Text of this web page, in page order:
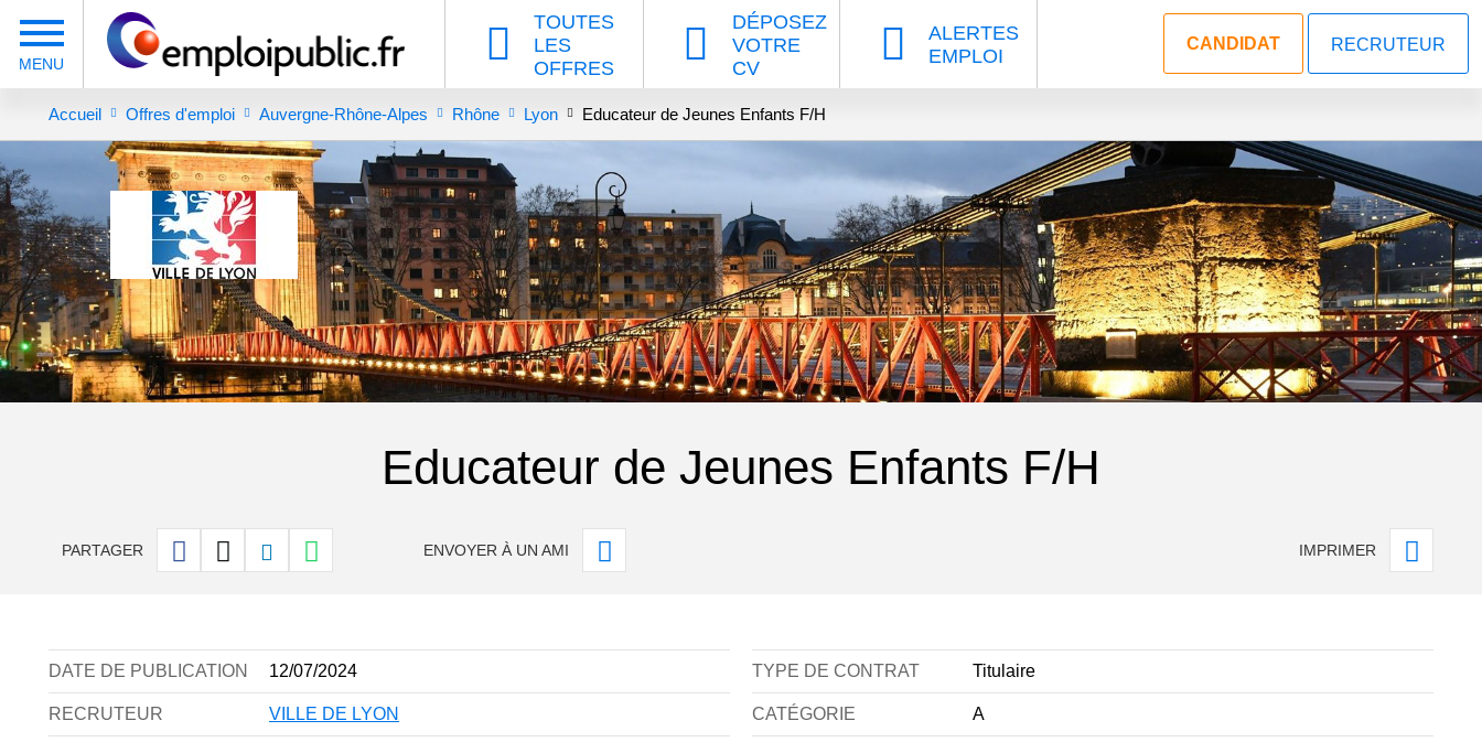
TOUTES
LES
OFFRES
DÉPOSEZ
VOTRE
CV
ALERTES
EMPLOI
CANDIDAT RECRUTEUR
Accueil Offres d'emploi Auvergne-Rhône-Alpes Rhône Lyon Educateur de Jeunes Enfants F/H
Educateur de Jeunes Enfants F/H
PARTAGER ENVOYER À UN AMI IMPRIMER
DATE DE PUBLICATION 12/07/2024 TYPE DE CONTRAT Titulaire
RECRUTEUR VILLE DE LYON CATÉGORIE A